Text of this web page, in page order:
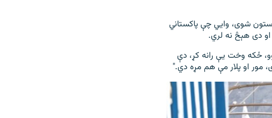
شوی، وايي چې پاکستاني
دی هېڅ نه لري.
ځکه وخت یې رانه کړ، دې
مور او پلار مې هم مړه دي."